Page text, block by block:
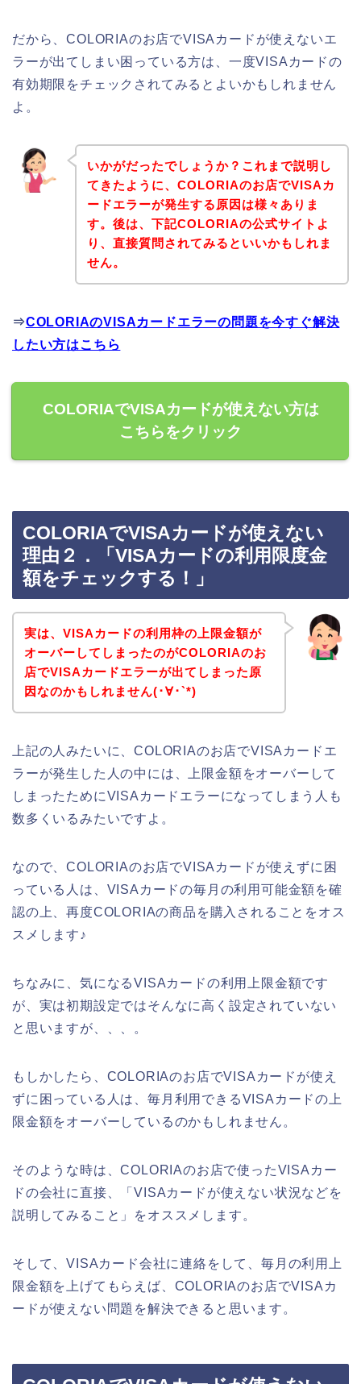
だから、COLORIAのお店でVISAカードが使えないエ
ラーが出てしまい困っている方は、一度VISAカードの
有効期限をチェックされてみるとよいかもしれません
よ。
いかがだったでしょうか？これまで説明し
てきたように、COLORIAのお店でVISAカ
ードエラーが発生する原因は様々ありま
す。後は、下記COLORIAの公式サイトよ
り、直接質問されてみるといいかもしれま
せん。
⇒COLORIAのVISAカードエラーの問題を今すぐ解決
したい方はこちら
COLORIAでVISAカードが使えない方は
こちらをクリック
COLORIAでVISAカードが使えない
理由２．「VISAカードの利用限度金
額をチェックする！」
実は、VISAカードの利用枠の上限金額が
オーバーしてしまったのがCOLORIAのお
店でVISAカードエラーが出てしまった原
因なのかもしれません(･∀･`*)
上記の人みたいに、COLORIAのお店でVISAカードエ
ラーが発生した人の中には、上限金額をオーバーして
しまったためにVISAカードエラーになってしまう人も
数多くいるみたいですよ。
なので、COLORIAのお店でVISAカードが使えずに困
っている人は、VISAカードの毎月の利用可能金額を確
認の上、再度COLORIAの商品を購入されることをオス
スメします♪
ちなみに、気になるVISAカードの利用上限金額です
が、実は初期設定ではそんなに高く設定されていない
と思いますが、、、。
もしかしたら、COLORIAのお店でVISAカードが使え
ずに困っている人は、毎月利用できるVISAカードの上
限金額をオーバーしているのかもしれません。
そのような時は、COLORIAのお店で使ったVISAカー
ドの会社に直接、「VISAカードが使えない状況などを
説明してみること」をオススメします。
そして、VISAカード会社に連絡をして、毎月の利用上
限金額を上げてもらえば、COLORIAのお店でVISAカ
ードが使えない問題を解決できると思います。